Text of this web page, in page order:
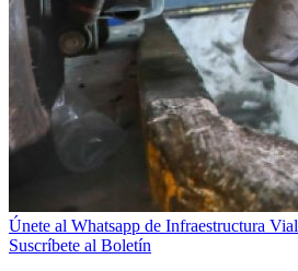
Únete al Whatsapp de Infraestructura Vial
Suscríbete al Boletín